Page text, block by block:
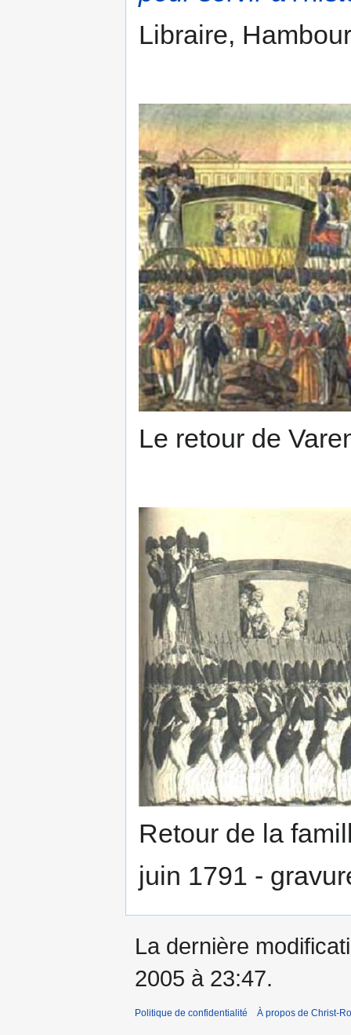
Libraire,
Le retour de
Retour de la
juin 1791 -
La dernière
2005 à 23:47.
Politique de confidentialité À propos de Christ-